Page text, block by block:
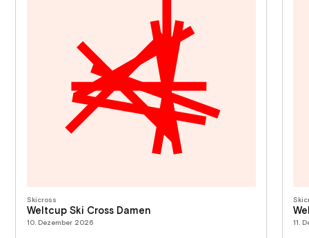
Skicross
Weltcup Ski Cross Damen
10. Dezember 2026 11.